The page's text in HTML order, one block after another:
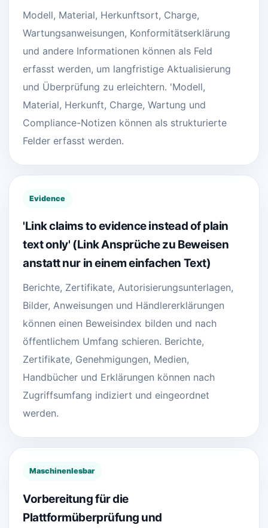
Modell, Material, Herkunftsort, Charge,
Wartungsanweisungen, Konformitätserklärung
und andere Informationen können als Feld
erfasst werden, um langfristige Aktualisierung
und Überprüfung zu erleichtern. 'Modell,
Material, Herkunft, Charge, Wartung und
Compliance-Notizen können als strukturierte
Felder erfasst werden.
Evidence
'Link claims to evidence instead of plain
text only' (Link Ansprüche zu Beweisen
anstatt nur in einem einfachen Text)
Berichte, Zertifikate, Autorisierungsunterlagen,
Bilder, Anweisungen und Händlererklärungen
können einen Beweisindex bilden und nach
öffentlichem Umfang schieren. Berichte,
Zertifikate, Genehmigungen, Medien,
Handbücher und Erklärungen können nach
Zugriffsumfang indiziert und eingeordnet
werden.
Maschinenlesbar
Vorbereitung für die
Plattformüberprüfung und